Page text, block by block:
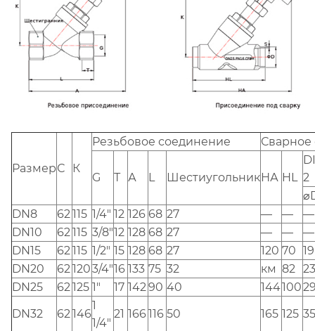
РазмерС К
Резьбовое соединение Сварное
G Т А L Шестиугольник НА HL 2
DN8
62115 1/4" 12 126 68 27 — —
—
DN10
62115 3/8"12 128 68 27 — —
—
DN15
62115 1/2" 15 128 68 27 120 70 19
DN20
621203/4"16 133 75 32 км 82 23
DN25
62125 1" 17 14290 40 144100
DN32
62146
1
1/4"
21 166116 50 165 125 35